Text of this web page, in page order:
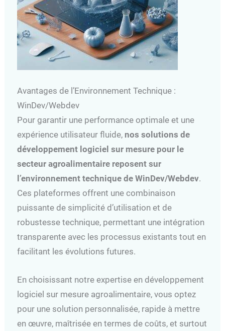
Avantages de l’Environnement Technique :
WinDev/Webdev
Pour garantir une performance optimale et une
expérience utilisateur fluide, nos solutions de
développement logiciel sur mesure pour le
secteur agroalimentaire reposent sur
l’environnement technique de WinDev/Webdev.
Ces plateformes offrent une combinaison
puissante de simplicité d’utilisation et de
robustesse technique, permettant une intégration
transparente avec les processus existants tout en
facilitant les évolutions futures.
En choisissant notre expertise en développement
logiciel sur mesure agroalimentaire, vous optez
pour une solution personnalisée, rapide à mettre
en œuvre, maîtrisée en termes de coûts, et surtout